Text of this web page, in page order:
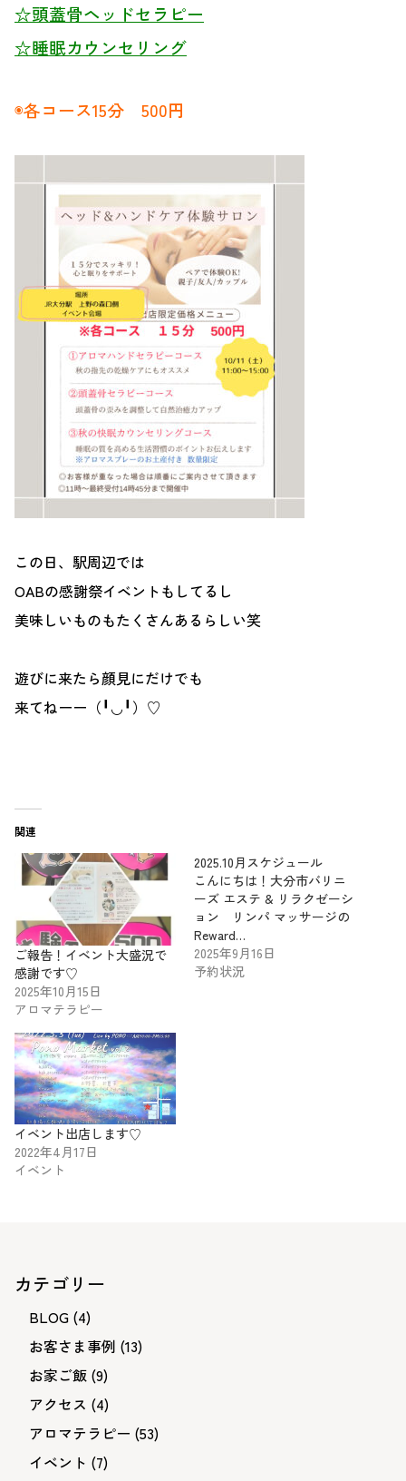
☆頭蓋骨ヘッドセラピー
☆睡眠カウンセリング
◉各コース15分 500円
この日、駅周辺では
OABの感謝祭イベントもしてるし
美味しいものもたくさんあるらしい笑
遊びに来たら顔見にだけでも
来てねーー（╹◡╹）♡
関連
ご報告！イベント大盛況で
感謝です♡
2025年10月15日
アロマテラピー
2025.10月スケジュール
こんにちは！大分市バリニ
ーズ エステ & リラクゼーシ
ョン リンパ マッサージの
Reward…
2025年9月16日
予約状況
イベント出店します♡
2022年4月17日
イベント
カテゴリー
BLOG (4)
お客さま事例 (13)
お家ご飯 (9)
アクセス (4)
アロマテラピー (53)
イベント (7)